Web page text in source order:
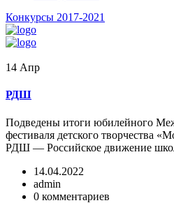
Конкурсы 2017-2021
14 Апр
РДШ
Подведены итоги юбилейного
фестиваля детского творчества
РДШ — Российское движение
14.04.2022
admin
0 комментариев